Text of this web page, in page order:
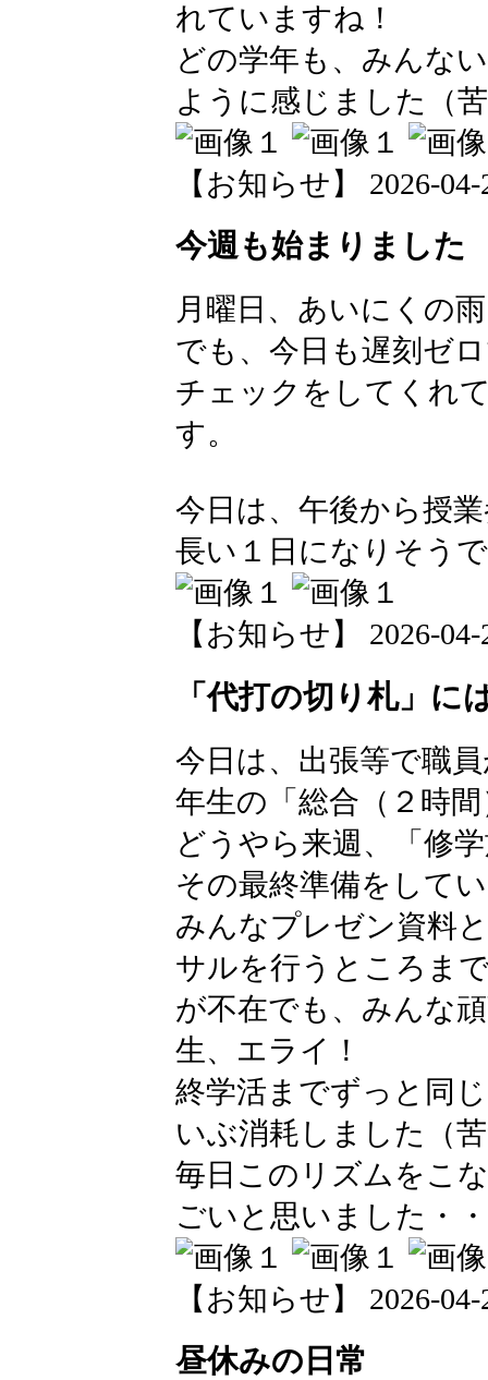
れていますね！
どの学年も、みんな
ように感じました（
【お知らせ】 2026-
今週も始まりました
月曜日、あいにくの
でも、今日も遅刻ゼ
チェックをしてくれ
す。
今日は、午後から授
長い１日になりそう
【お知らせ】 2026-
「代打の切り札」
今日は、出張等で職
年生の「総合（２時
どうやら来週、「修
その最終準備をして
みんなプレゼン資料
サルを行うところま
が不在でも、みんな
生、エライ！
終学活までずっと同
いぶ消耗しました（
毎日このリズムをこ
ごいと思いました・
【お知らせ】 2026-
昼休みの日常